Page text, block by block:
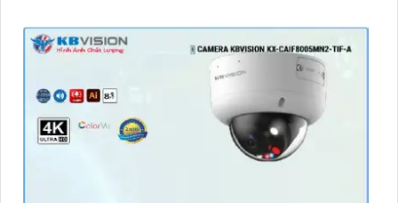
Nghệ POE KX-CAiF8003UN-TiF-A tích hợp chức năng cao
cấp Thu Âm Và Loa rõ ràng để mang lại trải nghiệm hình